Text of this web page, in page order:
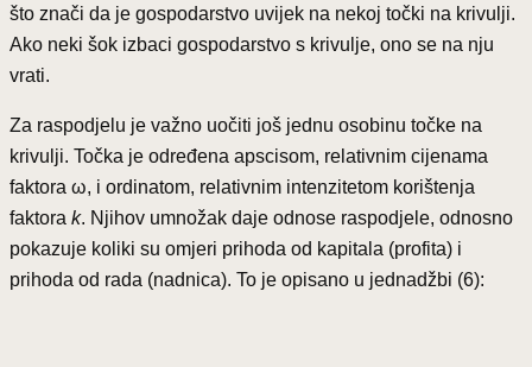
što znači da je gospodarstvo uvijek na nekoj točki na krivulji.
Ako neki šok izbaci gospodarstvo s krivulje, ono se na nju
vrati.
Za raspodjelu je važno uočiti još jednu osobinu točke na
krivulji. Točka je određena apscisom, relativnim cijenama
faktora ω, i ordinatom, relativnim intenzitetom korištenja
faktora k. Njihov umnožak daje odnose raspodjele, odnosno
pokazuje koliki su omjeri prihoda od kapitala (profita) i
prihoda od rada (nadnica). To je opisano u jednadžbi (6):